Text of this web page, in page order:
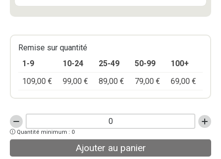
Remise sur quantité
1-9
10-24 25-49 50-99
100+
109,00 € 99,00 € 89,00 € 79,00 € 69,00 €
quantité
de
TAPIS
DE
Quantité minimum : 0
Ajouter au panier